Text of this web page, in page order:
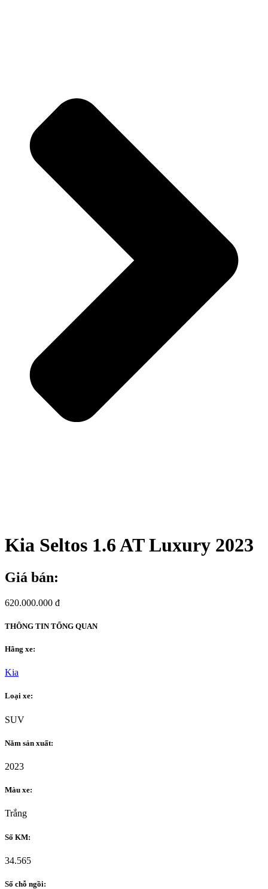
Kia Seltos 1.6 AT Luxury 2023
Giá bán:
620.000.000 đ
THÔNG TIN TỔNG QUAN
Hãng xe:
Kia
Loại xe:
SUV
Năm sản xuất:
2023
Màu xe:
Trắng
Số KM:
34.565
Số chỗ ngồi: